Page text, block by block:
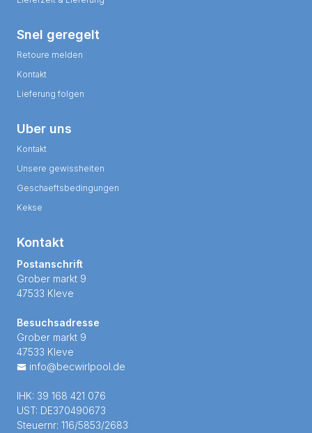
Snel geregelt
Retoure melden
Kontakt
Lieferung folgen
Uber uns
Kontakt
Unsere gewissheiten
Geschaeftsbedingungen
Kekse
Kontakt
Postanschrift
Grober markt 9
47533 Kleve
Besuchsadresse
Grober markt 9
47533 Kleve
info@becwirlpool.de
IHK: 39 168 421 076
UST: DE370490673
Steuernr: 116/5853/2683